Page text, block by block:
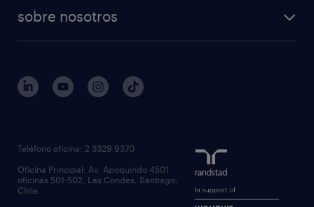
sobre nosotros
Teléfono oficina: 2 3329 9370
Oficina Principal: Av. Apoquindo 4501
oficinas 501-502, Las Condes, Santiago,
Chile.